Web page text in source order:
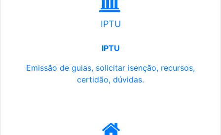
IPTU
IPTU
Emissão de guias, solicitar isenção, recursos,
certidão, dúvidas.